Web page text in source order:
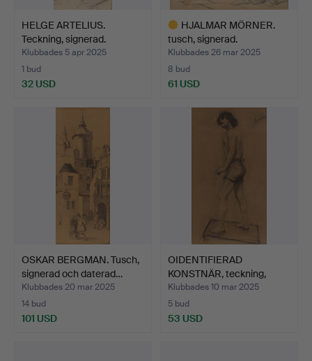
HELGE ARTELIUS.
Teckning, signerad.
Klubbades 5 apr 2025
1 bud
32 USD
HJALMAR MÖRNER.
tusch, signerad.
Klubbades 26 mar 2025
8 bud
61 USD
OSKAR BERGMAN. Tusch,
signerad och daterad…
Klubbades 20 mar 2025
14 bud
101 USD
OIDENTIFIERAD
KONSTNÄR, teckning,
signerad.
Klubbades 10 mar 2025
5 bud
53 USD